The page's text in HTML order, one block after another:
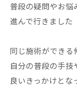
普段の疑問やお悩
進んで行きました
同じ施術ができる
自分の普段の手
良いきっかけとな